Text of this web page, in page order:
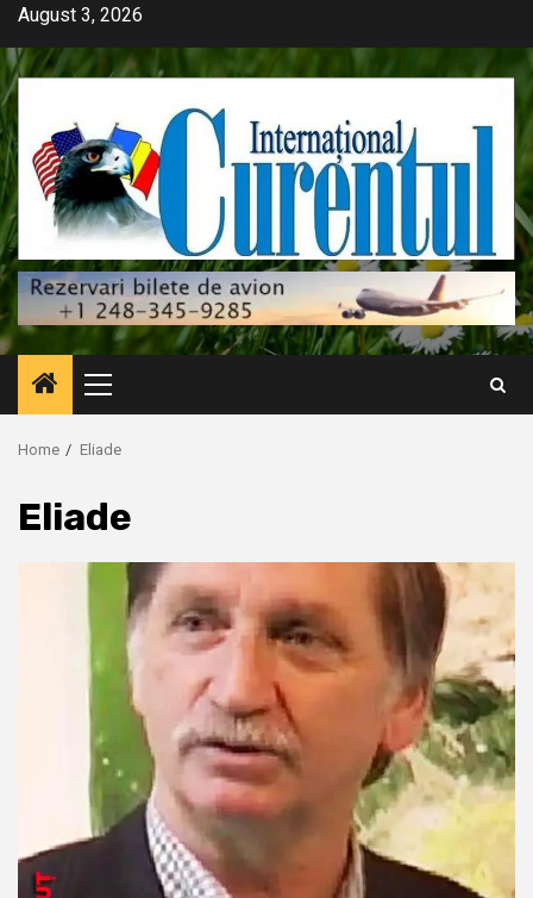
Skip
content
August 3, 2026
Primary
Menu
Home Eliade
Eliade